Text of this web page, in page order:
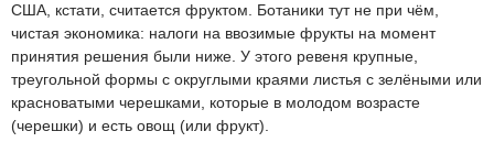
США, кстати, считается фруктом. Ботаники тут не при чём,
чистая экономика: налоги на ввозимые фрукты на момент
принятия решения были ниже. У этого ревеня крупные,
треугольной формы с округлыми краями листья с зелёными или
красноватыми черешками, которые в молодом возрасте
(черешки) и есть овощ (или фрукт).